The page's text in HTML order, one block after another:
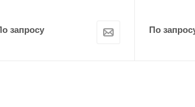
запросу По